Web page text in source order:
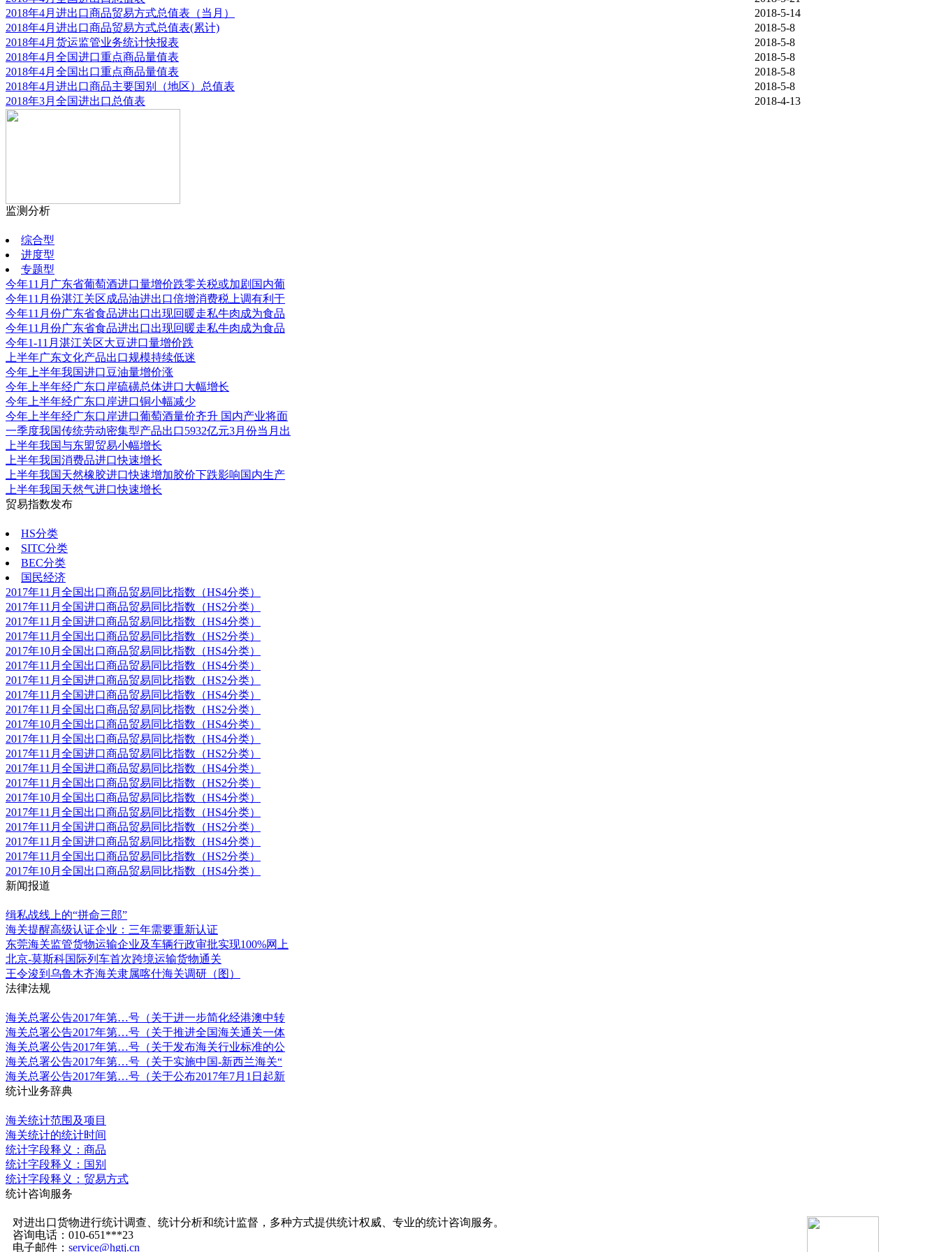
2018年4月进出口商品贸易方式总值表（当月）
2018-5-14
2018年4月进出口商品贸易方式总值表(累计)
2018-5-8
2018年4月货运监管业务统计快报表
2018-5-8
2018年4月全国进口重点商品量值表
2018-5-8
2018年4月全国出口重点商品量值表
2018-5-8
2018年4月进出口商品主要国别（地区）总值表
2018-5-8
2018年3月全国进出口总值表
2018-4-13
监测分析
综合型
进度型
专题型
今年11月广东省葡萄酒进口量增价跌零关税或加剧国内葡
今年11月份湛江关区成品油进出口倍增消费税上调有利于
今年11月份广东省食品进出口出现回暖走私牛肉成为食品
今年11月份广东省食品进出口出现回暖走私牛肉成为食品
今年1-11月湛江关区大豆进口量增价跌
上半年广东文化产品出口规模持续低迷
今年上半年我国进口豆油量增价涨
今年上半年经广东口岸硫磺总体进口大幅增长
今年上半年经广东口岸进口铜小幅减少
今年上半年经广东口岸进口葡萄酒量价齐升 国内产业将面
一季度我国传统劳动密集型产品出口5932亿元3月份当月出
上半年我国与东盟贸易小幅增长
上半年我国消费品进口快速增长
上半年我国天然橡胶进口快速增加胶价下跌影响国内生产
上半年我国天然气进口快速增长
贸易指数发布
HS分类
SITC分类
BEC分类
国民经济
2017年11月全国出口商品贸易同比指数（HS4分类）
2017年11月全国进口商品贸易同比指数（HS2分类）
2017年11月全国进口商品贸易同比指数（HS4分类）
2017年11月全国出口商品贸易同比指数（HS2分类）
2017年10月全国出口商品贸易同比指数（HS4分类）
2017年11月全国出口商品贸易同比指数（HS4分类）
2017年11月全国进口商品贸易同比指数（HS2分类）
2017年11月全国进口商品贸易同比指数（HS4分类）
2017年11月全国出口商品贸易同比指数（HS2分类）
2017年10月全国出口商品贸易同比指数（HS4分类）
2017年11月全国出口商品贸易同比指数（HS4分类）
2017年11月全国进口商品贸易同比指数（HS2分类）
2017年11月全国进口商品贸易同比指数（HS4分类）
2017年11月全国出口商品贸易同比指数（HS2分类）
2017年10月全国出口商品贸易同比指数（HS4分类）
2017年11月全国出口商品贸易同比指数（HS4分类）
2017年11月全国进口商品贸易同比指数（HS2分类）
2017年11月全国进口商品贸易同比指数（HS4分类）
2017年11月全国出口商品贸易同比指数（HS2分类）
2017年10月全国出口商品贸易同比指数（HS4分类）
新闻报道
缉私战线上的“拼命三郎”
海关提醒高级认证企业：三年需要重新认证
东莞海关监管货物运输企业及车辆行政审批实现100%网上
北京-莫斯科国际列车首次跨境运输货物通关
王令浚到乌鲁木齐海关隶属喀什海关调研（图）
法律法规
海关总署公告2017年第…号（关于进一步简化经港澳中转
海关总署公告2017年第…号（关于推进全国海关通关一体
海关总署公告2017年第…号（关于发布海关行业标准的公
海关总署公告2017年第…号（关于实施中国-新西兰海关“
海关总署公告2017年第…号（关于公布2017年7月1日起新
统计业务辞典
海关统计范围及项目
海关统计的统计时间
统计字段释义：商品
统计字段释义：国别
统计字段释义：贸易方式
统计咨询服务
对进出口货物进行统计调查、统计分析和统计监督，多种方式提供统计权威、专业的统计咨询服务。
咨询电话：010-651***23
电子邮件： service@hgtj.cn